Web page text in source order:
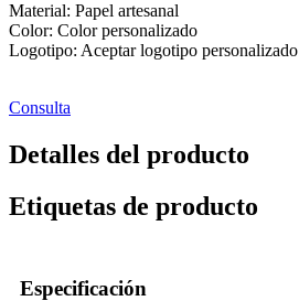
Material: Papel artesanal
Color: Color personalizado
Logotipo: Aceptar logotipo personalizado
Consulta
Detalles del producto
Etiquetas de producto
Especificación